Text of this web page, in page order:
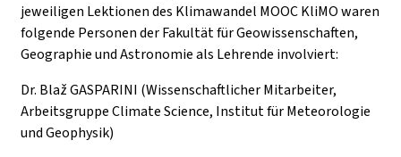
jeweiligen Lektionen des Klimawandel MOOC KliMO waren
folgende Personen der Fakultät für Geowissenschaften,
Geographie und Astronomie als Lehrende involviert:
Dr. Blaž GASPARINI (Wissenschaftlicher Mitarbeiter,
Arbeitsgruppe Climate Science, Institut für Meteorologie
und Geophysik)